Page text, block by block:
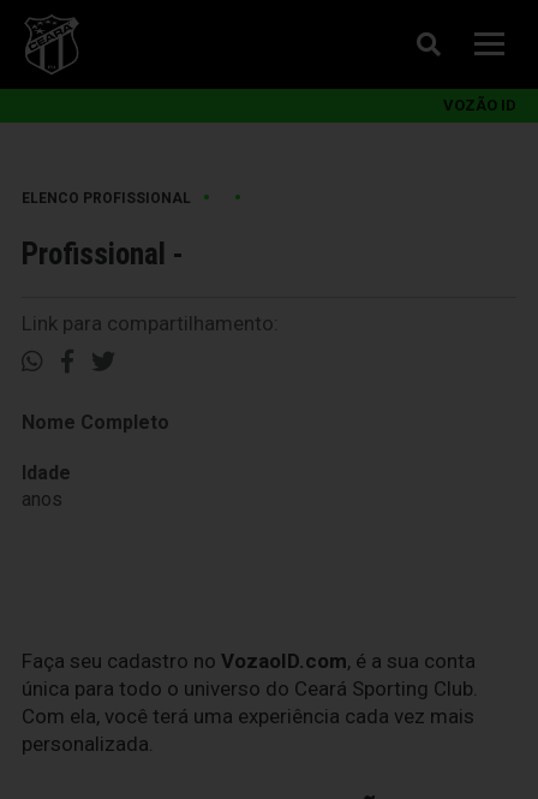
VOZÃO ID
ELENCO PROFISSIONAL • •
Profissional -
Link para compartilhamento:
Nome Completo
Idade
anos
Faça seu cadastro no VozaoID.com, é a sua conta
única para todo o universo do Ceará Sporting Club.
Com ela, você terá uma experiência cada vez mais
personalizada.